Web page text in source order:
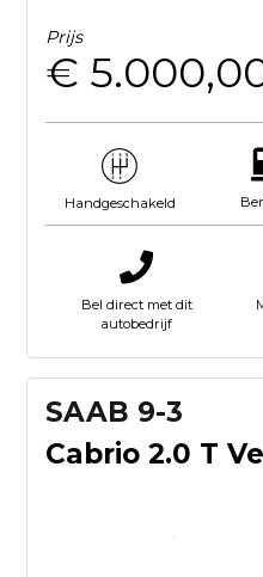
Prijs
€
Handgeschakeld
Bel direct met dit
autobedrijf
SAAB 9-3